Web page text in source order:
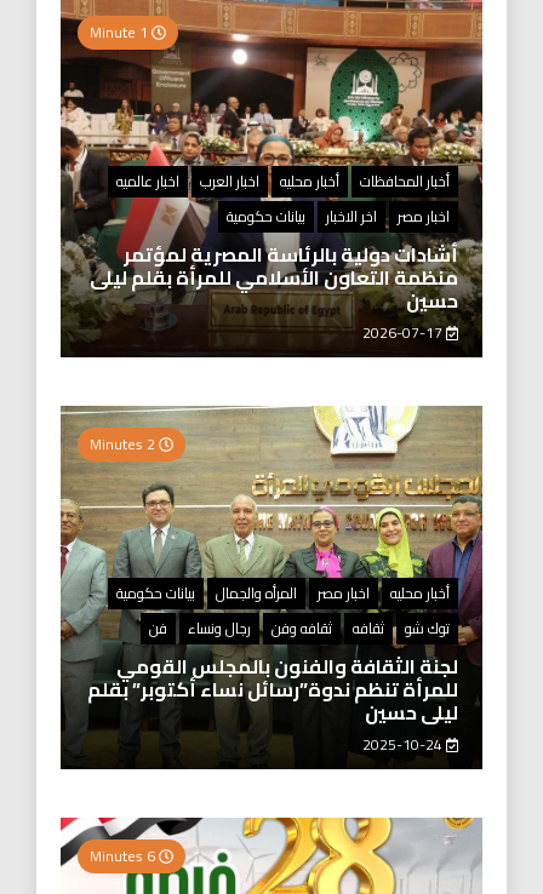
أخبار المحافظات أخبار محليه اخبار العرب
اخبار عالميه
اخبار مصر
اخر الاخبار بيانات حكومية
أشادات دولية بالرئاسة المصرية لمؤتمر
منظمة التعاون الأسلامي للمرأة بقلم ليلى
حسين
2026-07-17
أخبار محليه اخبار مصر المرأه والجمال
بيانات حكومية
توك شو
ثقافه ثقافه وفن رجال ونساء فن
لجنة الثقافة والفنون بالمجلس القومي
للمرأة تنظم ندوة”رسائل نساء أكتوبر” بقلم
ليلى حسين